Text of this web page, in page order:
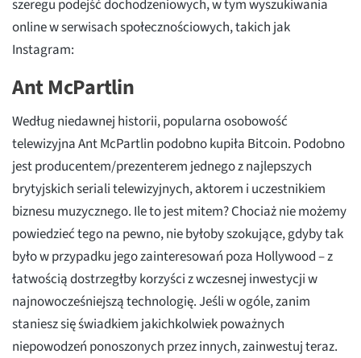
szeregu podejść dochodzeniowych, w tym wyszukiwania
online w serwisach społecznościowych, takich jak
Instagram:
Ant McPartlin
Według niedawnej historii, popularna osobowość
telewizyjna Ant McPartlin podobno kupiła Bitcoin. Podobno
jest producentem/prezenterem jednego z najlepszych
brytyjskich seriali telewizyjnych, aktorem i uczestnikiem
biznesu muzycznego. Ile to jest mitem? Chociaż nie możemy
powiedzieć tego na pewno, nie byłoby szokujące, gdyby tak
było w przypadku jego zainteresowań poza Hollywood – z
łatwością dostrzegłby korzyści z wczesnej inwestycji w
najnowocześniejszą technologię. Jeśli w ogóle, zanim
staniesz się świadkiem jakichkolwiek poważnych
niepowodzeń ponoszonych przez innych, zainwestuj teraz.